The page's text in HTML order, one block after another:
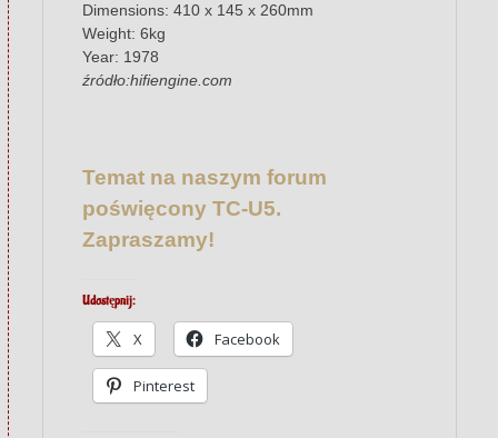
Dimensions: 410 x 145 x 260mm
Weight: 6kg
Year: 1978
źródło:hifiengine.com
Temat na naszym forum
poświęcony TC-U5.
Zapraszamy!
Udostępnij:
X Facebook
Pinterest